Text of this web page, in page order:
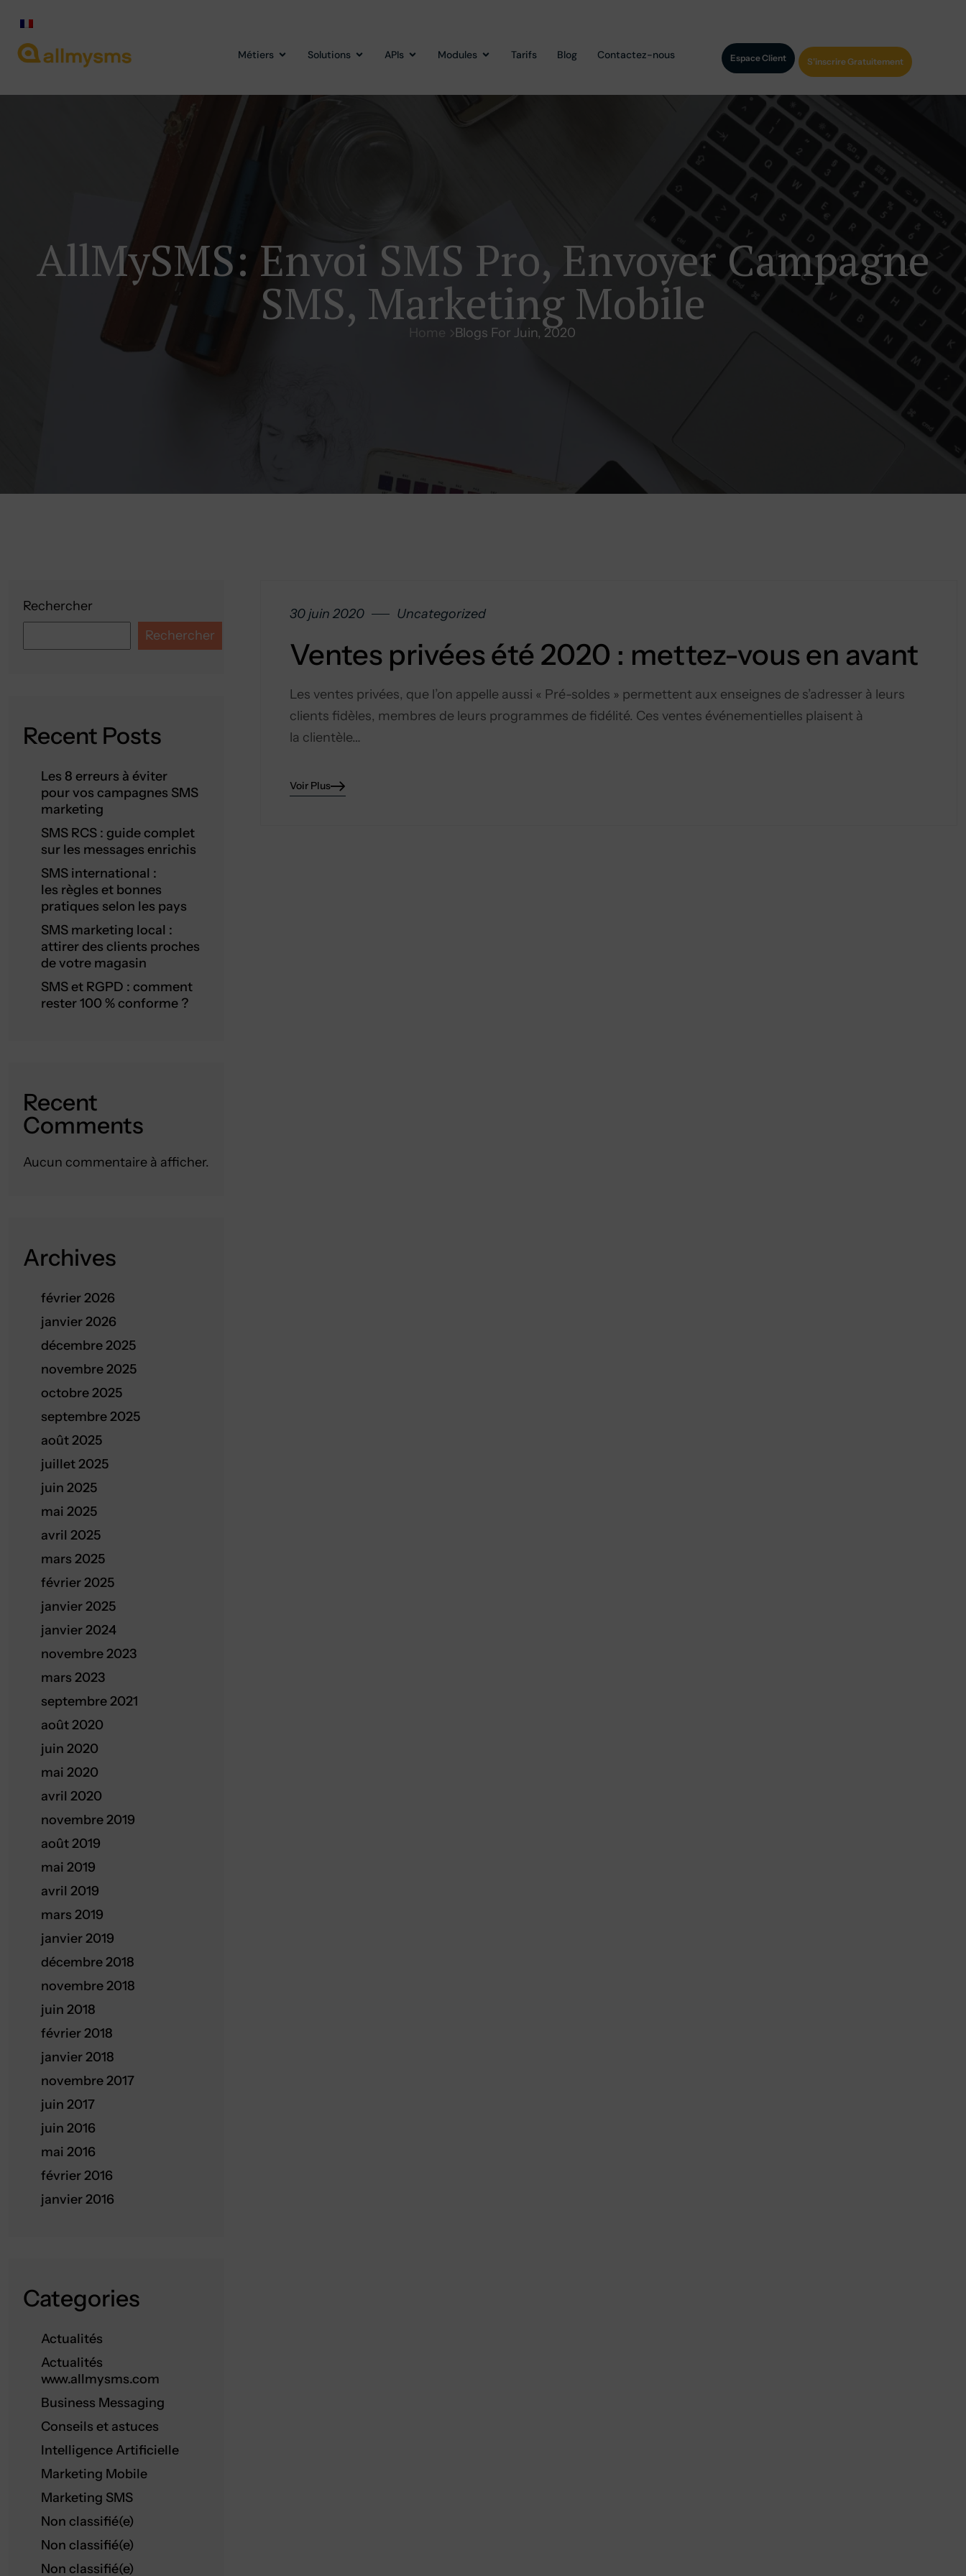
Métiers Solutions APIs Modules Tarifs Blog Contactez-nous Espace Client S'inscrire Gratuitement
AllMySMS: Envoi SMS Pro, Envoyer Campagne
SMS, Marketing Mobile
Home Blogs For Juin, 2020
Rechercher
Rechercher
Recent Posts
Les 8 erreurs à éviter
pour vos campagnes SMS
marketing
SMS RCS : guide complet
sur les messages enrichis
SMS international :
les règles et bonnes
pratiques selon les pays
SMS marketing local :
attirer des clients proches
de votre magasin
SMS et RGPD : comment
rester 100 % conforme ?
Recent
Comments
Aucun commentaire à afficher.
Archives
février 2026
janvier 2026
décembre 2025
novembre 2025
octobre 2025
septembre 2025
août 2025
juillet 2025
juin 2025
mai 2025
avril 2025
mars 2025
février 2025
janvier 2025
janvier 2024
novembre 2023
mars 2023
septembre 2021
août 2020
juin 2020
mai 2020
avril 2020
novembre 2019
août 2019
mai 2019
avril 2019
mars 2019
janvier 2019
décembre 2018
novembre 2018
juin 2018
février 2018
janvier 2018
novembre 2017
juin 2017
juin 2016
mai 2016
février 2016
janvier 2016
Categories
Actualités
Actualités
www.allmysms.com
Business Messaging
Conseils et astuces
Intelligence Artificielle
Marketing Mobile
Marketing SMS
Non classifié(e)
Non classifié(e)
Non classifié(e)
30 juin 2020 Uncategorized
Ventes privées été 2020 : mettez-vous en avant
Les ventes privées, que l’on appelle aussi « Pré-soldes » permettent aux enseignes de s’adresser à leurs
clients fidèles, membres de leurs programmes de fidélité. Ces ventes événementielles plaisent à
la clientèle…
Voir Plus